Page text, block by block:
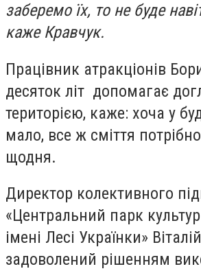
заберемо їх, то не буде
каже Кравчук.
Працівник атракціонів
десяток літ допомагає
територією, каже: хоча у
мало, все ж сміття
щодня.
Директор колективного
«Центральний парк
імені Лесі Українки»
задоволений рішенням